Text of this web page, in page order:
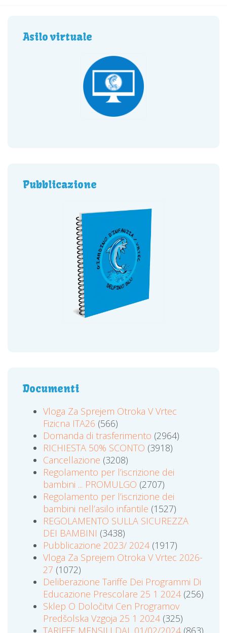
Asilo virtuale
Pubblicazione
Documenti
Vloga Za Sprejem Otroka V Vrtec
Fizicna ITA26 (566)
Domanda di trasferimento (2964)
RICHIESTA 50% SCONTO (3918)
Cancellazione (3208)
Regolamento per l’iscrizione dei
bambini ... PROMULGO (2707)
Regolamento per l’iscrizione dei
bambini nell’asilo infantile (1527)
REGOLAMENTO SULLA SICUREZZA
DEI BAMBINI (3438)
Pubblicazione 2023/ 2024(1917)
Vloga Za Sprejem Otroka V Vrtec 2026-
27 (1072)
Deliberazione Tariffe Dei Programmi Di
Educazione Prescolare 25 1 2024(256)
Sklep O Določitvi Cen Programov
Predšolska Vzgoja 25 1 2024(325)
TARIFFE MENSILI DAL 01/02/2024(863)